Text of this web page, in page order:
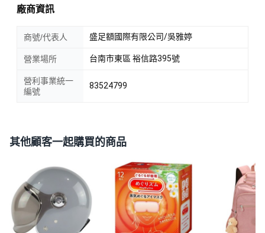
廠商資訊
商號/代表人 盛足額國際有限公司/吳雅婷
營業場所 台南市東區 裕信路395號
營利事業統一
編號
83524799
其他顧客一起購買的商品